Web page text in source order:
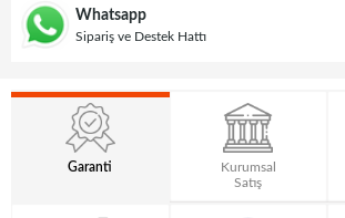
Whatsapp
Sipariş ve Destek Hattı
Garanti
Kurumsal
Satış